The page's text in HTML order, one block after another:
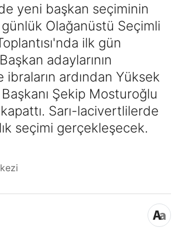
yeni başkan seçiminin
günlük Olağanüstü Seçimli
ilk gün
adaylarının
ibraların ardından Yüksek
Şekip Mosturoğlu
Sarı-lacivertlilerde
seçimi gerçekleşecek.